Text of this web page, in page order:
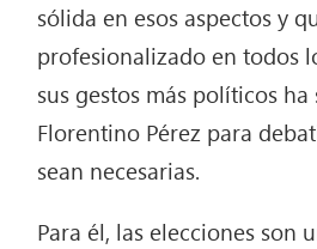
sólida en esos aspectos y
profesionalizado en todos
sus gestos más políticos
Florentino Pérez para
sean necesarias.
Para él, las elecciones son